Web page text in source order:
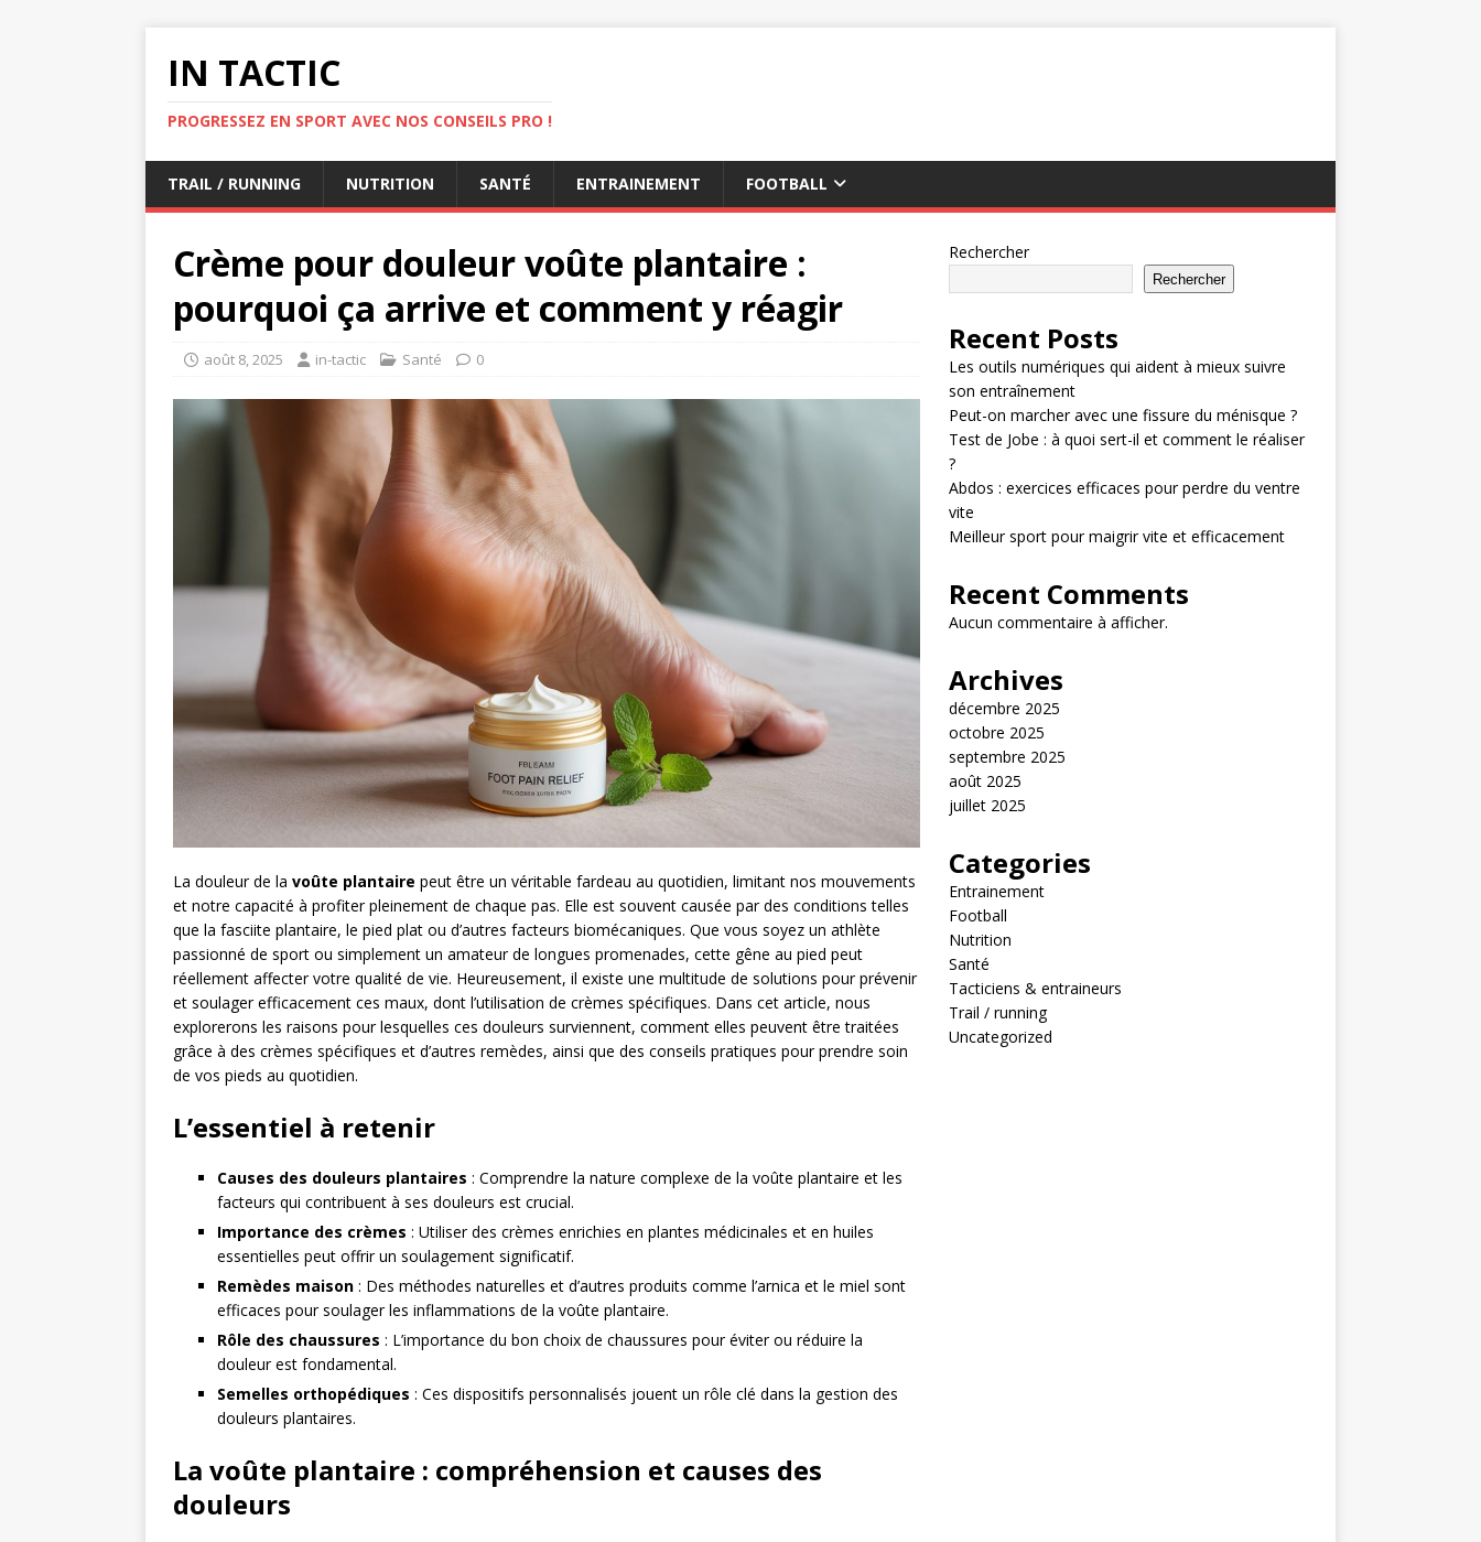
IN TACTIC
PROGRESSEZ EN SPORT AVEC NOS CONSEILS PRO !
TRAIL / RUNNING NUTRITION SANTÉ ENTRAINEMENT FOOTBALL
Crème pour douleur voûte plantaire :
pourquoi ça arrive et comment y réagir
août 8, 2025 in-tactic Santé 0
La douleur de la voûte plantaire peut être un véritable fardeau au quotidien, limitant nos mouvements
et notre capacité à profiter pleinement de chaque pas. Elle est souvent causée par des conditions telles
que la fasciite plantaire, le pied plat ou d’autres facteurs biomécaniques. Que vous soyez un athlète
passionné de sport ou simplement un amateur de longues promenades, cette gêne au pied peut
réellement affecter votre qualité de vie. Heureusement, il existe une multitude de solutions pour prévenir
et soulager efficacement ces maux, dont l’utilisation de crèmes spécifiques. Dans cet article, nous
explorerons les raisons pour lesquelles ces douleurs surviennent, comment elles peuvent être traitées
grâce à des crèmes spécifiques et d’autres remèdes, ainsi que des conseils pratiques pour prendre soin
de vos pieds au quotidien.
L’essentiel à retenir
Causes des douleurs plantaires : Comprendre la nature complexe de la voûte plantaire et les
facteurs qui contribuent à ses douleurs est crucial.
Importance des crèmes : Utiliser des crèmes enrichies en plantes médicinales et en huiles
essentielles peut offrir un soulagement significatif.
Remèdes maison : Des méthodes naturelles et d’autres produits comme l’arnica et le miel sont
efficaces pour soulager les inflammations de la voûte plantaire.
Rôle des chaussures : L’importance du bon choix de chaussures pour éviter ou réduire la
douleur est fondamental.
Semelles orthopédiques : Ces dispositifs personnalisés jouent un rôle clé dans la gestion des
douleurs plantaires.
La voûte plantaire : compréhension et causes des
douleurs
Rechercher
Rechercher
Recent Posts
Les outils numériques qui aident à mieux suivre
son entraînement
Peut-on marcher avec une fissure du ménisque ?
Test de Jobe : à quoi sert-il et comment le réaliser
?
Abdos : exercices efficaces pour perdre du ventre
vite
Meilleur sport pour maigrir vite et efficacement
Recent Comments
Aucun commentaire à afficher.
Archives
décembre 2025
octobre 2025
septembre 2025
août 2025
juillet 2025
Categories
Entrainement
Football
Nutrition
Santé
Tacticiens & entraineurs
Trail / running
Uncategorized